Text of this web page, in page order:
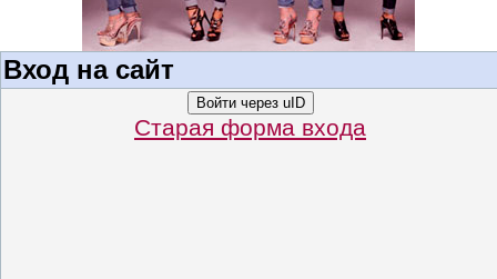
Вход на сайт
Войти через uID
Старая форма входа